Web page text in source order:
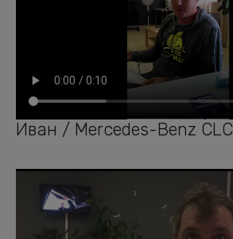
Иван / Mercedes-Benz CLC